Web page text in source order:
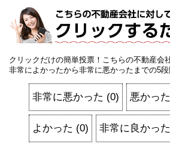
クリックだけの簡単投票！こちらの不動産会
非常によかったから非常に悪かったまでの5
非常に悪かった (0) 悪かった
よかった (0) 非常に良かった